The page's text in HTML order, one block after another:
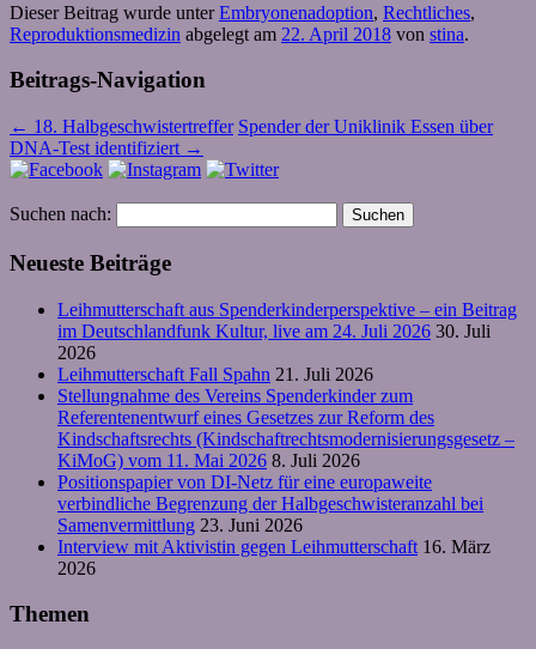
Dieser Beitrag wurde unterEmbryonenadoption, Rechtliches,
Reproduktionsmedizin abgelegt am 22. April 2018 von stina.
Beitrags-Navigation
← 18. Halbgeschwistertreffer Spender der Uniklinik Essen über
DNA-Test identifiziert →
Suchen nach:
Neueste Beiträge
Leihmutterschaft aus Spenderkinderperspektive – ein Beitrag
im Deutschlandfunk Kultur, live am 24. Juli 2026 30. Juli
2026
Leihmutterschaft Fall Spahn 21. Juli 2026
Stellungnahme des Vereins Spenderkinder zum
Referentenentwurf eines Gesetzes zur Reform des
Kindschaftsrechts (Kindschaftrechtsmodernisierungsgesetz –
KiMoG) vom 11. Mai 2026 8. Juli 2026
Positionspapier von DI-Netz für eine europaweite
verbindliche Begrenzung der Halbgeschwisteranzahl bei
Samenvermittlung 23. Juni 2026
Interview mit Aktivistin gegen Leihmutterschaft 16. März
2026
Themen